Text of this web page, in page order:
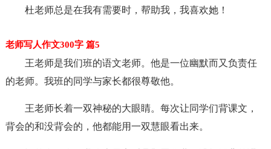
杜老师总是在我有需要时，帮助我，我喜欢她！
老师写人作文300字 篇5
王老师是我们班的语文老师。他是一位幽默而又负责任
的老师。我班的同学与家长都很尊敬他。
王老师长着一双神秘的大眼睛。每次让同学们背课文，
背会的和没背会的，他都能用一双慧眼看出来。